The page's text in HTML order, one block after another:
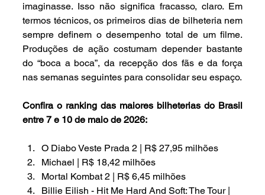
imaginasse. Isso não significa fracasso, claro. Em
termos técnicos, os primeiros dias de bilheteria nem
sempre definem o desempenho total de um filme.
Produções de ação costumam depender bastante
do “boca a boca”, da recepção dos fãs e da força
nas semanas seguintes para consolidar seu espaço.
Confira o ranking das maiores bilheterias do Brasil
entre 7 e 10 de maio de 2026:
O Diabo Veste Prada 2 | R$ 27,95 milhões
Michael | R$ 18,42 milhões
Mortal Kombat 2 | R$ 6,45 milhões
Billie Eilish - Hit Me Hard And Soft: The Tour |